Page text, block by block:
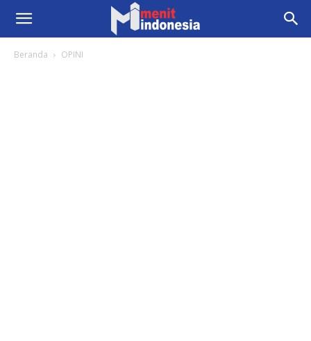
Beranda OPINI